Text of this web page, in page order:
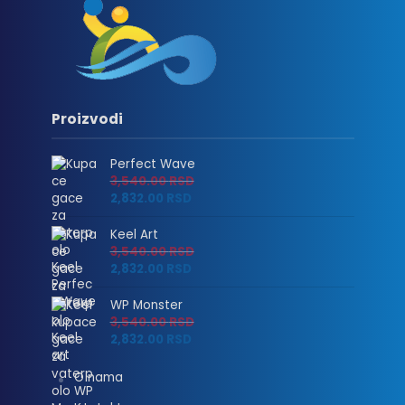
Proizvodi
Perfect Wave
3,540.00RSD
2,832.00 RSD
Keel Art
3,540.00RSD
2,832.00 RSD
WP Monster
3,540.00RSD
2,832.00 RSD
O nama